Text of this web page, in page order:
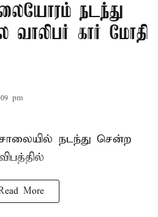
நடந்து
வாலிபர் கார் மோதி
pm
நடந்து சென்ற
More